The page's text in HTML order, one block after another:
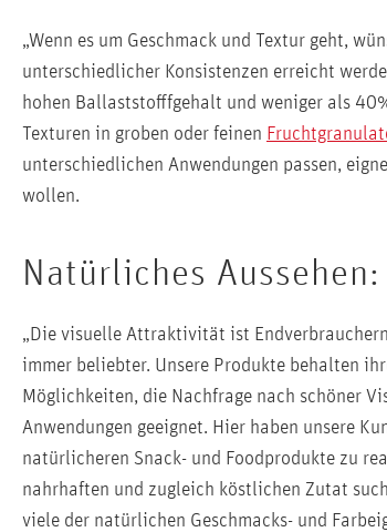
„Wenn es um Geschmack und Textur geht,
unterschiedlicher Konsistenzen erreicht
hohen Ballaststofffgehalt und weniger als
Texturen in groben oder feinen
unterschiedlichen Anwendungen passen,
wollen.
Natürliches
„Die visuelle Attraktivität ist
immer beliebter. Unsere Produkte behalten
Möglichkeiten, die Nachfrage nach schöner
Anwendungen geeignet. Hier haben unsere
natürlicheren Snack- und Foodprodukte zu
nahrhaften und zugleich köstlichen Zutat
viele der natürlichen Geschmacks- und